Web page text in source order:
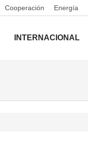
Cooperación Energía
INTERNACIONAL